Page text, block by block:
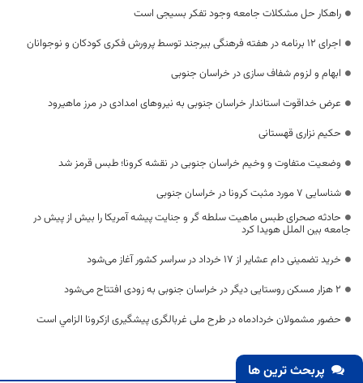
راهکار حل مشکلات جامعه وجود تفکر بسیجی است
اجرای ۱۲ برنامه در هفته فرهنگی بیرجند توسط پرورش فکری کودکان و نوجوانان
ابهام و لزوم شفاف سازی در خراسان جنوبی
عرض خداقوت استاندار خراسان جنوبی به نیروهای امدادی در مرز ماهیرود
حکیم نزاری قهستانی
وضعیت متفاوت و وخیم خراسان جنوبی در نقشه کرونا؛ طبس قرمز شد
شناسایی ۷ مورد مثبت کرونا در خراسان جنوبی
حادثه صحرای طبس ماهیت سلطه گر و جنایت پیشه آمریكا را بیش از پیش در
جامعه بین الملل هویدا کرد
خرید تضمینی دام عشایر از ۱۷ خرداد در سراسر کشور آغاز می‌شود
۲ هزار مسکن روستایی دیگر در خراسان جنوبی به‌ زودی افتتاح می‌شود
حضور مشمولان خردادماه در طرح ملی غربالگری پیشگیری ازکرونا الزامي است
پربحث ترین ها